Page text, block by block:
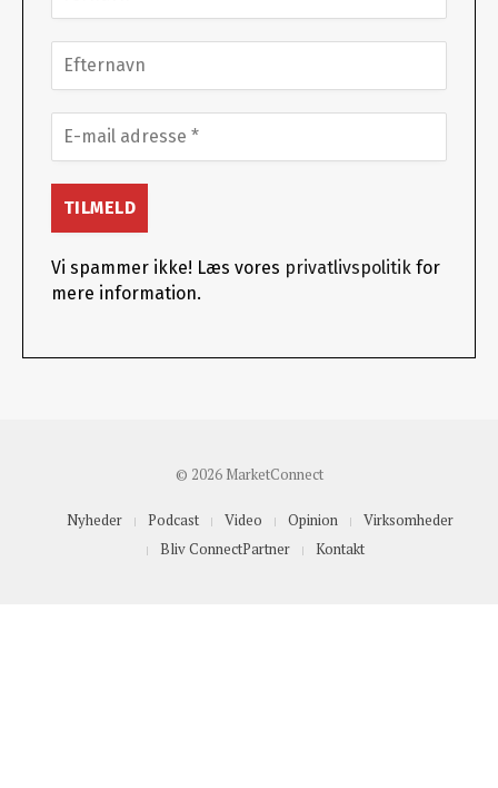
Vi spammer ikke! Læs vores privatlivspolitik for
mere information.
© 2026 MarketConnect
Nyheder Podcast Video Opinion
Virksomheder
Bliv ConnectPartner
Kontakt